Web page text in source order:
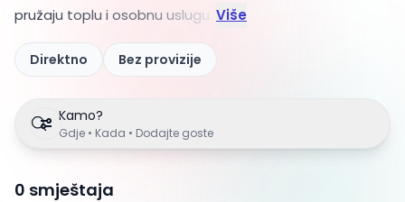
pružaju toplu i osobnu uslugu. Više
Direktno Bez provizije
Kamo?
Gdje • Kada • Dodajte goste
0 smještaja